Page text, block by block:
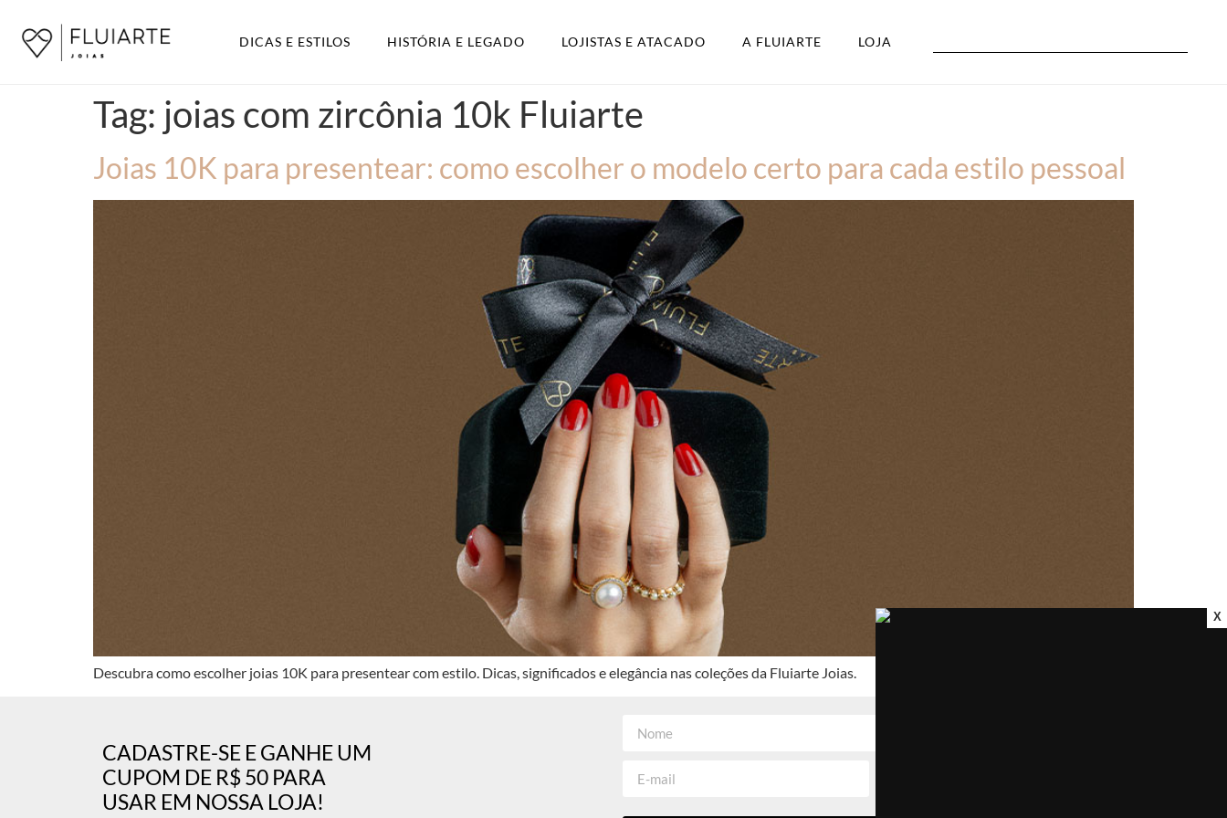
DICAS E ESTILOS HISTÓRIA E LEGADO LOJISTAS E ATACADO A FLUIARTE LOJA
Tag: joias com zircônia 10k Fluiarte
Joias 10K para presentear: como escolher o modelo certo para cada estilo pessoal
Descubra como escolher joias 10K para presentear com estilo. Dicas, significados e elegância nas coleções da Fluiarte Joias.
CADASTRE-SE E GANHE UM
CUPOM DE R$ 50 PARA
USAR EM NOSSA LOJA!
X